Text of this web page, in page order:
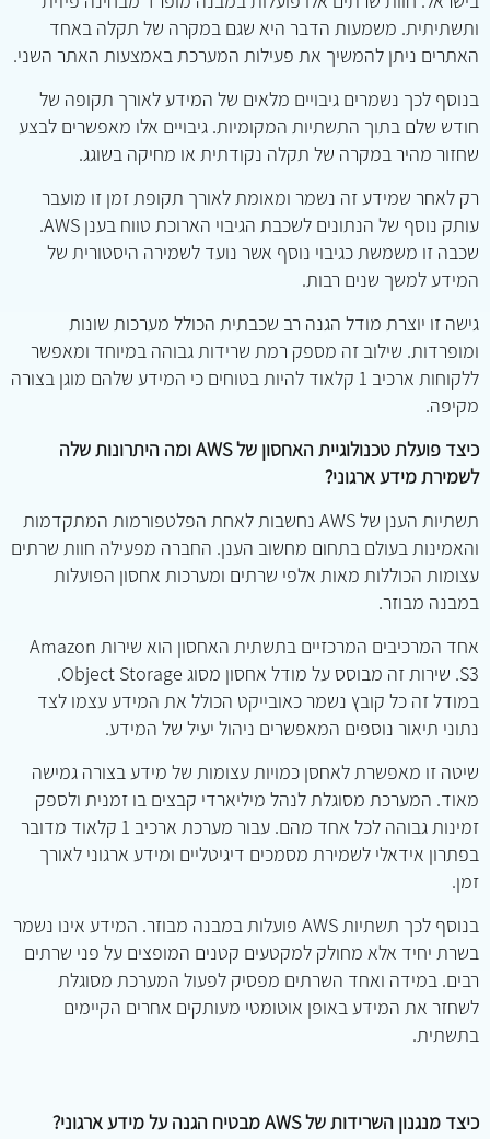
ותשתיתית. משמעות הדבר היא שגם במקרה של תקלה באחד
האתרים ניתן להמשיך את פעילות המערכת באמצעות האתר השני.
בנוסף לכך נשמרים גיבויים מלאים של המידע לאורך תקופה של
חודש שלם בתוך התשתיות המקומיות. גיבויים אלו מאפשרים לבצע
שחזור מהיר במקרה של תקלה נקודתית או מחיקה בשוגג.
רק לאחר שמידע זה נשמר ומאומת לאורך תקופת זמן זו מועבר
עותק נוסף של הנתונים לשכבת הגיבוי הארוכת טווח בענן AWS.
שכבה זו משמשת כגיבוי נוסף אשר נועד לשמירה היסטורית של
המידע למשך שנים רבות.
גישה זו יוצרת מודל הגנה רב שכבתית הכולל מערכות שונות
ומופרדות. שילוב זה מספק רמת שרידות גבוהה במיוחד ומאפשר
ללקוחות ארכיב 1 קלאוד להיות בטוחים כי המידע שלהם מוגן בצורה
מקיפה.
כיצד פועלת טכנולוגיית האחסון של AWS ומה היתרונות שלה
לשמירת מידע ארגוני?
תשתיות הענן של AWS נחשבות לאחת הפלטפורמות המתקדמות
והאמינות בעולם בתחום מחשוב הענן. החברה מפעילה חוות שרתים
עצומות הכוללות מאות אלפי שרתים ומערכות אחסון הפועלות
במבנה מבוזר.
אחד המרכיבים המרכזיים בתשתית האחסון הוא שירות Amazon
S3. שירות זה מבוסס על מודל אחסון מסוג Object Storage.
במודל זה כל קובץ נשמר כאובייקט הכולל את המידע עצמו לצד
נתוני תיאור נוספים המאפשרים ניהול יעיל של המידע.
שיטה זו מאפשרת לאחסן כמויות עצומות של מידע בצורה גמישה
מאוד. המערכת מסוגלת לנהל מיליארדי קבצים בו זמנית ולספק
זמינות גבוהה לכל אחד מהם. עבור מערכת ארכיב 1 קלאוד מדובר
בפתרון אידאלי לשמירת מסמכים דיגיטליים ומידע ארגוני לאורך
זמן.
בנוסף לכך תשתיות AWS פועלות במבנה מבוזר. המידע אינו נשמר
בשרת יחיד אלא מחולק למקטעים קטנים המופצים על פני שרתים
רבים. במידה ואחד השרתים מפסיק לפעול המערכת מסוגלת
לשחזר את המידע באופן אוטומטי מעותקים אחרים הקיימים
בתשתית.
כיצד מנגנון השרידות של AWS מבטיח הגנה על מידע ארגוני?